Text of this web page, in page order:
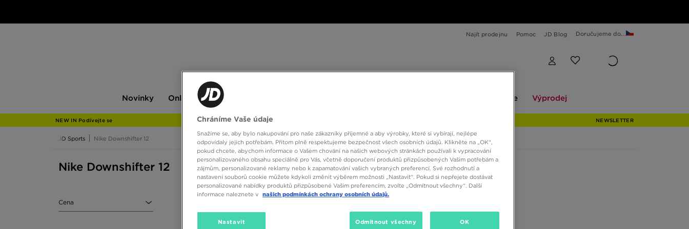
Najít prodejnu Pomoc JD Blog Doručujeme do...
Novinky
JD
Only at JD
Pánské
Pánské Explore Výprodej
NEW IN Podívejte se NEWSLETTER
JD Sports Nike Downshifter 12
Nike Downshifter 12
Cena
Chráníme Vaše údaje
Snažíme se, aby bylo nakupování pro naše zákazníky příjemné a aby výrobky, které si vybírají, nejlépe
odpovídaly jejich potřebám. Přitom plně respektujeme bezpečnost všech osobních údajů. Klikněte na „OK“,
pokud chcete, abychom informace o Vašem chování na našich webových stránkách používali k vypracování
personalizovaného obsahu speciálně pro Vás, včetně doporučení produktů přizpůsobených Vašim potřebám a
zájmům, personalizované reklamy nebo k zapamatování vašich vybraných preferencí. Své rozhodnutí a
nastavení souborů cookie můžete kdykoli změnit výběrem možnosti „Nastavit“. Pokud si nepřejete dostávat
personalizované nabídky produktů přizpůsobené Vašim preferencím, zvolte „Odmítnout všechny“. Další
informace naleznete v našich podmínkách ochrany osobních údajů.
Nastavit Odmítnout všechny OK